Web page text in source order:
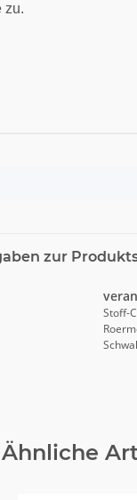
zu.
zur
Stoff-
Ähnliche